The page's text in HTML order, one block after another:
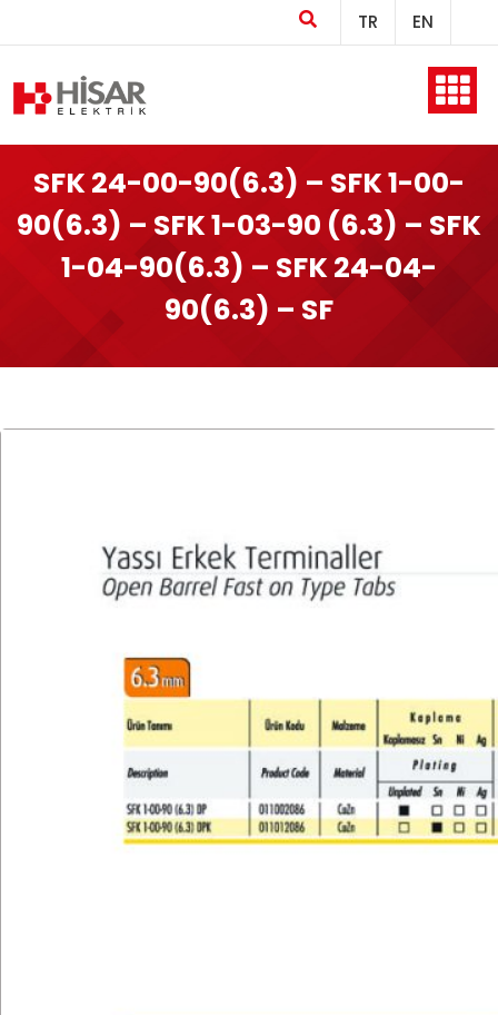
Kurumsal
Ürünler
Üretim
TR EN
SFK 24-00-90(6.3) – SFK 1-00-
90(6.3) – SFK 1-03-90 (6.3) – SFK
1-04-90(6.3) – SFK 24-04-
90(6.3) – SF